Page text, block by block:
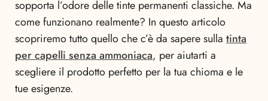
sopporta l’odore delle tinte permanenti classiche. Ma
come funzionano realmente? In questo articolo
scopriremo tutto quello che c’è da sapere sulla tinta
per capelli senza ammoniaca, per aiutarti a
scegliere il prodotto perfetto per la tua chioma e le
tue esigenze.